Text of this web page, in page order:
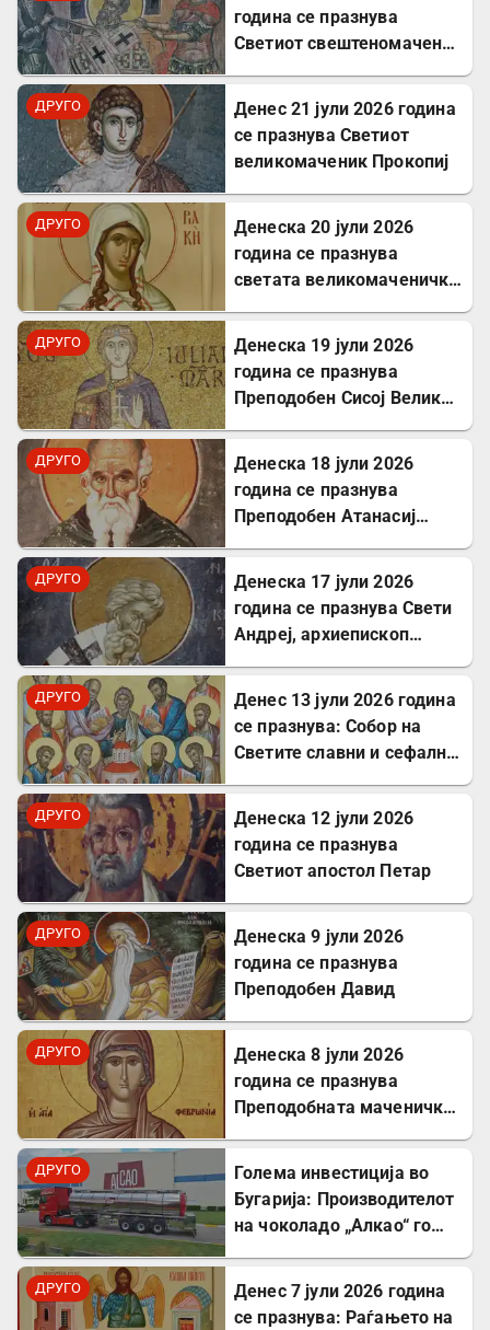
година се празнува
Светиот свештеномаченик
ДРУГО
Денес 21 јули 2026 година
се празнува Светиот
великомаченик Прокопиј
ДРУГО
Денеска 20 јули 2026
година се празнува
светата великомаченичка
ДРУГО
Денеска 19 јули 2026
година се празнува
Преподобен Сисој Велики:
воскреснуваше мртви
ДРУГО
Денеска 18 јули 2026
година се празнува
Преподобен Атанасиј
ДРУГО
Денеска 17 јули 2026
година се празнува Свети
Андреј, архиепископ
ДРУГО
Денес 13 јули 2026 година
се празнува: Собор на
Светите славни и сефални
ДРУГО
Денеска 12 јули 2026
година се празнува
Светиот апостол Петар
ДРУГО
Денеска 9 јули 2026
година се празнува
Преподобен Давид
ДРУГО
Денеска 8 јули 2026
година се празнува
Преподобната маченичка
ДРУГО
Голема инвестиција во
Бугарија: Производителот
на чоколадо „Алкао“ го
ДРУГО
Денес 7 јули 2026 година
се празнува: Раѓањето на